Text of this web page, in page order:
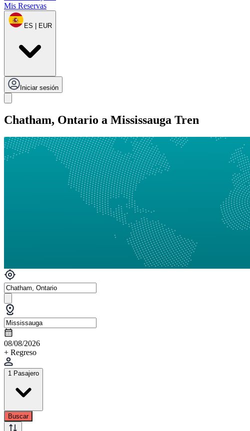
Mis Reservas
ES | EUR
Iniciar sesión
Chatham, Ontario a Mississauga Tren
08/08/2026
+ Regreso
1 Pasajero
Buscar